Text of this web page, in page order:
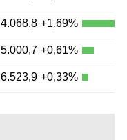
4.068,8 +1,69%
5.000,7 +0,61%
6.523,9 +0,33%